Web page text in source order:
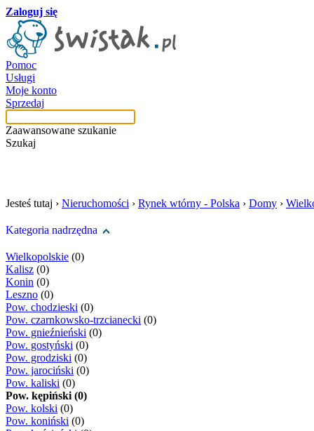
Zaloguj się
Pomoc
Usługi
Moje konto
Sprzedaj
Zaawansowane szukanie
Szukaj
Jesteś tutaj › Nieruchomości › Rynek wtórny - Polska › Domy ›
Kategoria nadrzędna
Wielkopolskie (0)
Kalisz (0)
Konin (0)
Leszno (0)
Pow. chodzieski (0)
Pow. czarnkowsko-trzcianecki (0)
Pow. gnieźnieński (0)
Pow. gostyński (0)
Pow. grodziski (0)
Pow. jarociński (0)
Pow. kaliski (0)
Pow. kępiński (0)
Pow. kolski (0)
Pow. koniński (0)